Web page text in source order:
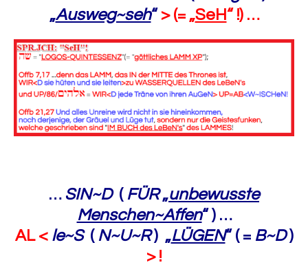
„Ausweg~seh“ > (= „SeH“ !) …
… SIN~D( FÜR„unbewusste
Menschen~Affen“ ) …
AL < le~S( N~U~R) „LÜGEN“ ( = B~D)
> !